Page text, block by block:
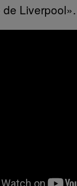
Liverpool».